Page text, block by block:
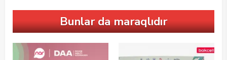
Bunlar da maraqlıdır